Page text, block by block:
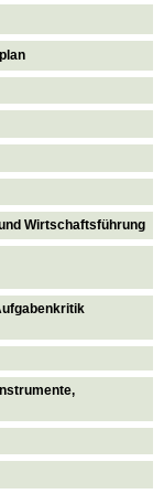
Wirtschaftsführung